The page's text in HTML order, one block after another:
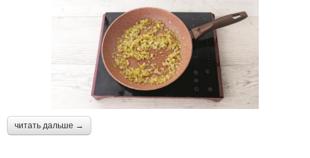
читать дальше →